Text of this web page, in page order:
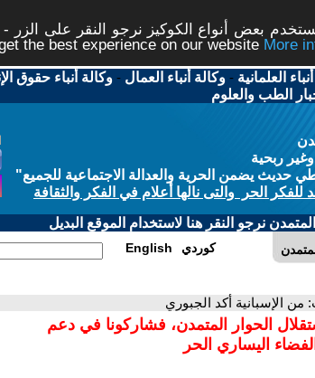
بعض أنواع الكوكيز نرجو النقر على
the best experience on our website
العلمانية -وكالة أنباء العمال -وكالة أنباء حقوق
الطب والعلوم
ربحية
يضمن الحرية والعدالة الاجتماعية للجميع"
الحر والتى نالها أعلام في الفكر والثقافة
نرجو النقر هنا لاستخدام الموقع البديل
English كوردي
الإسبانية أكد الجبوري
الحوار المتمدن، فشاركونا في دعم
اليساري الحر